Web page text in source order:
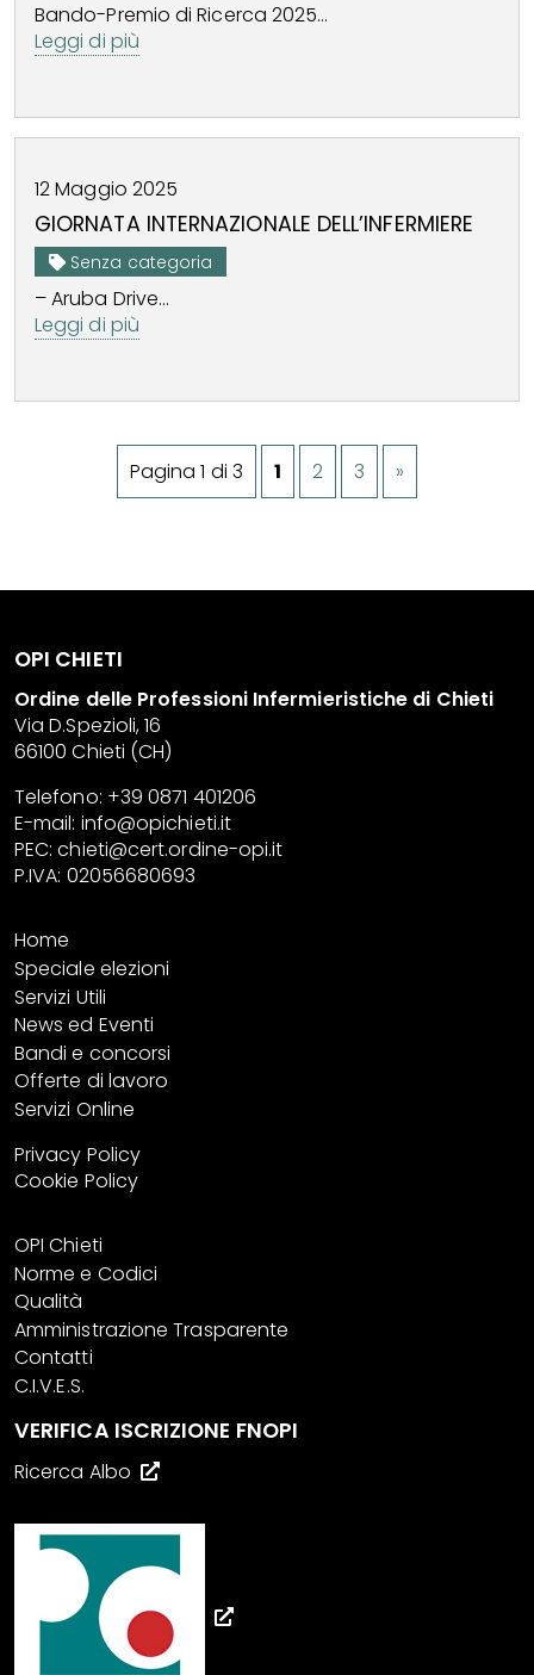
Bando-Premio di Ricerca 2025...
Leggi di più
12Maggio 2025
GIORNATA INTERNAZIONALE DELL’INFERMIERE
Senza categoria
– Aruba Drive...
Leggi di più
Pagina 1 di 3 1 2 3 »
OPI CHIETI
Ordine delle Professioni Infermieristiche di Chieti
Via D.Spezioli, 16
66100 Chieti (CH)
Telefono: +39 0871 401206
E-mail: info@opichieti.it
PEC:chieti@cert.ordine-opi.it
P.IVA: 02056680693
Home
Speciale elezioni
Servizi Utili
News ed Eventi
Bandi e concorsi
Offerte di lavoro
Servizi Online
Privacy Policy
Cookie Policy
OPI Chieti
Norme e Codici
Qualità
Amministrazione Trasparente
Contatti
C.I.V.E.S.
VERIFICA ISCRIZIONE FNOPI
Ricerca Albo